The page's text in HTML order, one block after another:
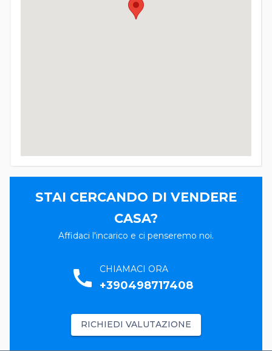
STAI CERCANDO DI VENDERE
CASA?
Affidaci l'incarico e ci penseremo noi.
call CHIAMACI ORA
+390498717408
RICHIEDI VALUTAZIONE